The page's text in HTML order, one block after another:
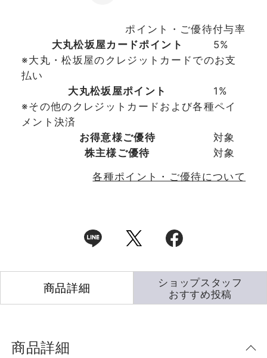
ポイント・ご優待付与率
大丸松坂屋カードポイント
5%
※大丸・松坂屋のクレジットカードでのお支
払い
大丸松坂屋ポイント
1%
※その他のクレジットカードおよび各種ペイ
メント決済
お得意様ご優待
対象
株主様ご優待
対象
各種ポイント・ご優待について
商品詳細
商品詳細
ショップスタッフ
おすすめ投稿